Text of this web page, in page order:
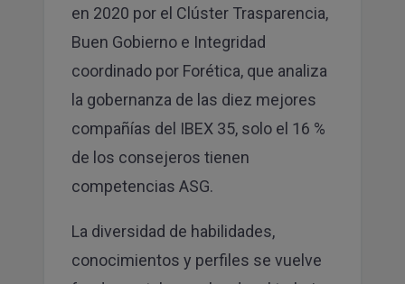
en 2020 por el Clúster Trasparencia,
Buen Gobierno e Integridad
coordinado por Forética, que analiza
la gobernanza de las diez mejores
compañías del IBEX 35, solo el 16 %
de los consejeros tienen
competencias ASG.
La diversidad de habilidades,
conocimientos y perfiles se vuelve